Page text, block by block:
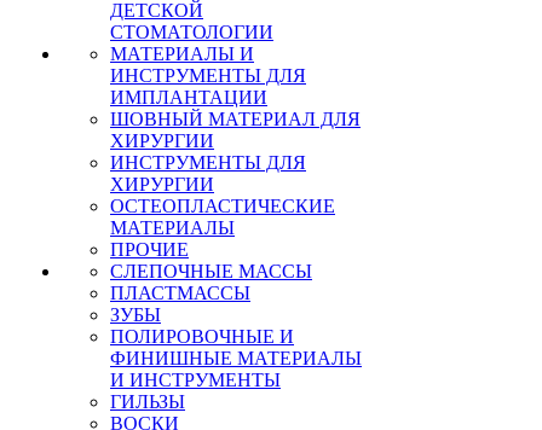
ДЕТСКОЙ
СТОМАТОЛОГИИ
МАТЕРИАЛЫ И
ИНСТРУМЕНТЫ ДЛЯ
ИМПЛАНТАЦИИ
ШОВНЫЙ МАТЕРИАЛ ДЛЯ
ХИРУРГИИ
ИНСТРУМЕНТЫ ДЛЯ
ХИРУРГИИ
ОСТЕОПЛАСТИЧЕСКИЕ
МАТЕРИАЛЫ
ПРОЧИЕ
СЛЕПОЧНЫЕ МАССЫ
ПЛАСТМАССЫ
ЗУБЫ
ПОЛИРОВОЧНЫЕ И
ФИНИШНЫЕ МАТЕРИАЛЫ
И ИНСТРУМЕНТЫ
ГИЛЬЗЫ
ВОСКИ